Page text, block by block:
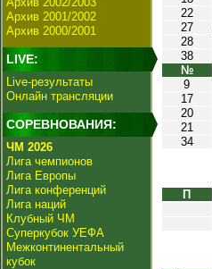
Архив 2001/2002
Архив 2000/2001
LIVE:
Live-результаты
Онлайн трансляции
СОРЕВНОВАНИЯ:
ЧМ 2026
Лига чемпионов
Лига Европы
Лига конференций
Лига наций
Клубный ЧМ
Суперкубок УЕФА
Межконтинентальный
кубок
22
27
28
38
№
9
17
20
21
34
П